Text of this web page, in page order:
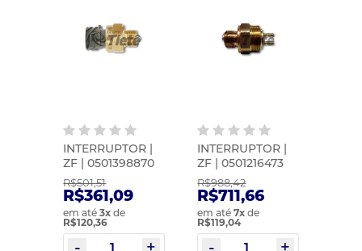
INTERRUPTOR |
ZF | 0501398870
R$501,51
R$361,09
em até3x de
R$120,36
INTERRUPTOR |
ZF | 0501216473
R$988,42
R$711,66
em até7x de
R$119,04